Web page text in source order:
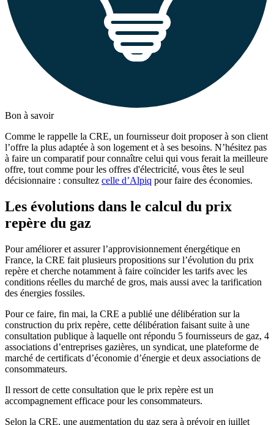
Bon à savoir
Comme le rappelle la CRE, un fournisseur doit proposer à son client
l’offre la plus adaptée à son logement et à ses besoins. N’hésitez pas
à faire un comparatif pour connaître celui qui vous ferait la meilleure
offre, tout comme pour les offres d'électricité, vous êtes le seul
décisionnaire : consultez celle d’Alpiq pour faire des économies.
Les évolutions dans le calcul du prix
repère du gaz
Pour améliorer et assurer l’approvisionnement énergétique en
France, la CRE fait plusieurs propositions sur l’évolution du prix
repère et cherche notamment à faire coïncider les tarifs avec les
conditions réelles du marché de gros, mais aussi avec la tarification
des énergies fossiles.
Pour ce faire, fin mai, la CRE a publié une délibération sur la
construction du prix repère, cette délibération faisant suite à une
consultation publique à laquelle ont répondu 5 fournisseurs de gaz, 4
associations d’entreprises gazières, un syndicat, une plateforme de
marché de certificats d’économie d’énergie et deux associations de
consommateurs.
Il ressort de cette consultation que le prix repère est un
accompagnement efficace pour les consommateurs.
Selon la CRE, une augmentation du gaz sera à prévoir en juillet